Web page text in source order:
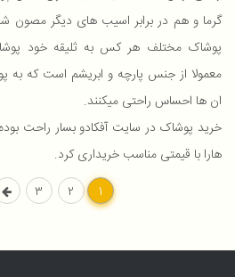
گرما و هم در برابر اسیب های دیگر مصون
پوشاک مختلف هر کس به ثلیقه خود
معمولا از جنس پارچه و ابریشم است که به
ان ها احساس راحتی میکنند.
خرید پوشاک در سایت آفکادو بسار راحت
هارا با قیمتی مناسب خریداری کرد.
2
3